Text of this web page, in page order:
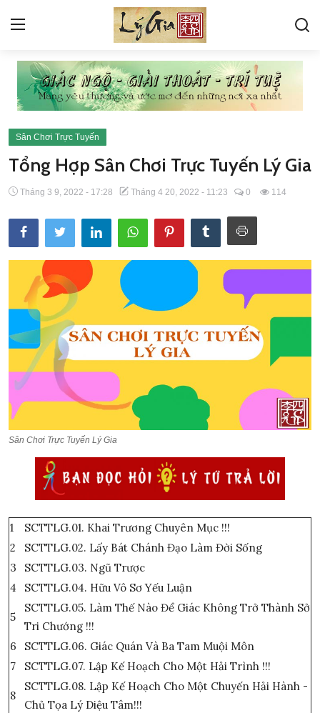
VỀ LÝ GIA
KINH
PHIÊN BẢN ĐANG DEMO
THƯ VIỆN ẢNH
TÁC PHẨM LÝ TỨ
BÀI VIẾT LÝ TỨ
TIN TỨC SỰ KIỆN
LÝ TỨ HỎI ĐÁP
SINH HOẠT LÝ GIA
THƯ VIỆN
LÝ GIA
Sân Chơi Trực Tuyến
Tổng Hợp Sân Chơi Trực Tuyến Lý Gia
Tháng 3 9, 2022 - 17:28 Tháng 4 20, 2022 - 11:23 0 114
Sân Chơi Trực Tuyến Lý Gia
1
SCTTLG.01. Khai Trương Chuyên Mục !!!
2
SCTTLG.02. Lấy Bát Chánh Đạo Làm Đời Sống
3
SCTTLG.03. Ngũ Trược
4
SCTTLG.04. Hữu Vô Sơ Yếu Luận
5
SCTTLG.05. Làm Thế Nào Để Giác Không Trở Thành Sở
Tri Chướng !!!
6
SCTTLG.06. Giác Quán Và Ba Tam Muội Môn
7
SCTTLG.07. Lập Kế Hoạch Cho Một Hải Trình !!!
8
SCTTLG.08. Lập Kế Hoạch Cho Một Chuyến Hải Hành -
Chủ Tọa Lý Diệu Tâm!!!